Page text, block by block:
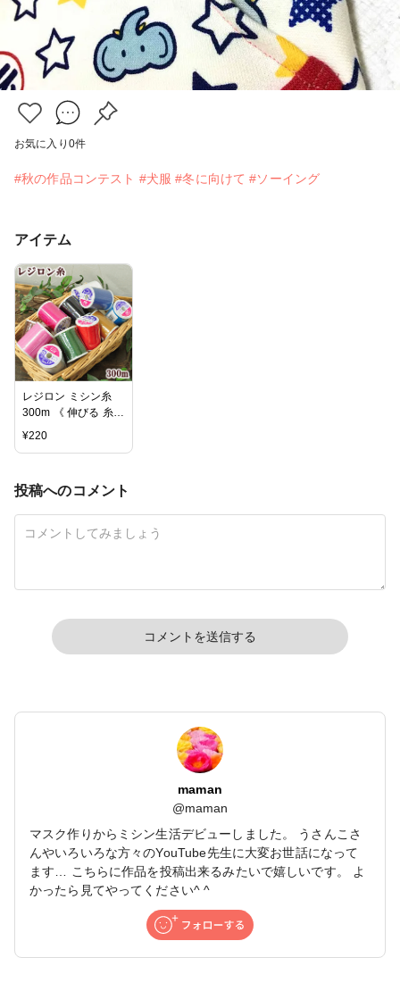
お気に入り 0件
#秋の作品コンテスト #犬服 #冬に向けて #ソーイング
アイテム
レジロン ミシン糸
300m 《 伸びる 糸
手芸糸 ミシン糸 レ
手芸 手作り 》
¥220
投稿へのコメント
コメントを送信する
maman
@maman
マスク作りからミシン生活デビューしました。 うさんこさ
んやいろいろな方々のYouTube先生に大変お世話になって
ます… こちらに作品を投稿出来るみたいで嬉しいです。 よ
かったら見てやってください^ ^